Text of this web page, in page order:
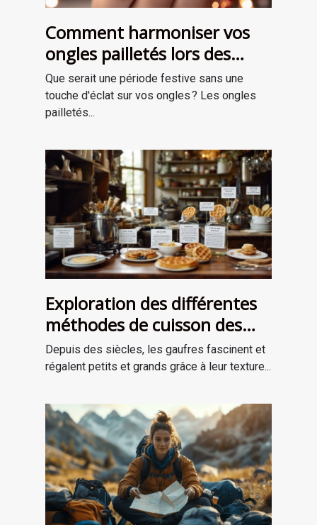
Comment harmoniser vos
ongles pailletés lors des
fêtes ?
Que serait une période festive sans une
touche d'éclat sur vos ongles ? Les ongles
pailletés...
Exploration des différentes
méthodes de cuisson des
gaufres à travers les âges
Depuis des siècles, les gaufres fascinent et
régalent petits et grands grâce à leur texture...